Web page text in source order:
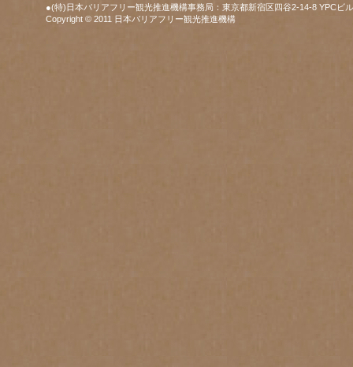
●(特)日本バリアフリー観光推進機構事務局：東京都新宿区四谷2-14-8 YPCビ
Copyright © 2011 日本バリアフリー観光推進機構